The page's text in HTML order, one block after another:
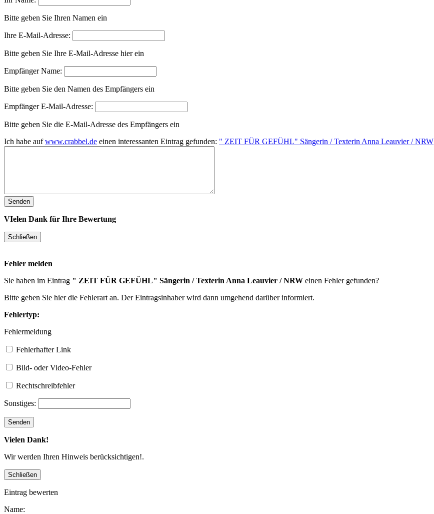
Bitte geben Sie Ihren Namen ein
Ihre E-Mail-Adresse:
Bitte geben Sie Ihre E-Mail-Adresse hier ein
Empfänger Name:
Bitte geben Sie den Namen des Empfängers ein
Empfänger E-Mail-Adresse:
Bitte geben Sie die E-Mail-Adresse des Empfängers ein
Ich habe aufwww.crabbel.de einen interessanten Eintrag gefunden: " ZEIT FÜR GEFÜHL" Sängerin / Texterin Anna Leauvier / NRW
VIelen Dank für Ihre Bewertung
Fehler melden
Sie haben im Eintrag " ZEIT FÜR GEFÜHL" Sängerin / Texterin Anna Leauvier / NRW einen Fehler gefunden?
Bitte geben Sie hier die Fehlerart an. Der Eintragsinhaber wird dann umgehend darüber informiert.
Fehlertyp:
Fehlermeldung
Fehlerhafter Link
Bild- oder Video-Fehler
Rechtschreibfehler
Sonstiges:
Vielen Dank!
Wir werden Ihren Hinweis berücksichtigen!.
Eintrag bewerten
Name: